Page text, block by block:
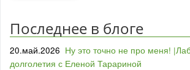
Последнее в блоге
20.май.2026 Ну это точно не про меня!
долголетия с Еленой Тарариной